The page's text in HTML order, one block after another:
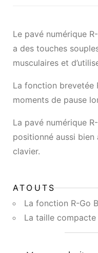
Le pavé numérique
a des touches
musculaires et
La fonction brevetée
moments de pause
La pavé numérique
positionné aussi bien
clavier.
ATOUTS
La fonction R-Go
La taille compacte